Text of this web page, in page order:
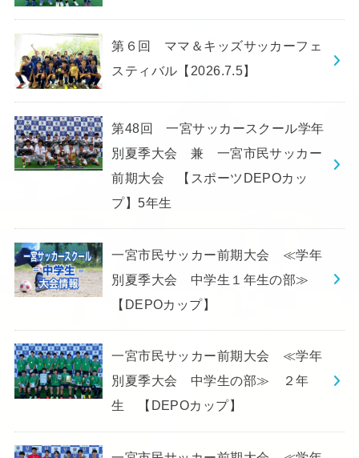
第６回 ママ＆キッズサッカーフェ
スティバル【2026.7.5】
第48回 一宮サッカースクール学年
別夏季大会 兼 一宮市民サッカー
前期大会 【スポーツDEPOカッ
プ】5年生
一宮市民サッカー前期大会 ≪学年
別夏季大会 中学生１年生の部≫
【DEPOカップ】
一宮市民サッカー前期大会 ≪学年
別夏季大会 中学生の部≫ ２年
生 【DEPOカップ】